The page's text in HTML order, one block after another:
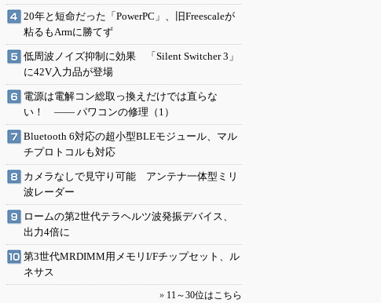
20年と短命だった「PowerPC」、旧Freescaleが
粘るもArmに勝てず
低周波ノイズ抑制に効果 「Silent Switcher 3」
に42V入力品が登場
電源は電解コン総取っ換えだけでは直らな
い！ ―― パワコンの修理（1）
Bluetooth 6対応の超小型BLEモジュール、マル
チプロトコルも対応
カメラなしで見守り可能 アンテナ一体型ミリ
波レーダー
ロームの第2世代テラヘルツ波発振デバイス、
出力4倍に
第3世代MRDIMM用メモリI/Fチップセット、ル
ネサス
» 11～30位はこちら